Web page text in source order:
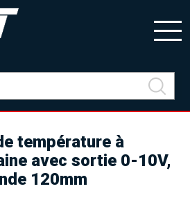
température à
avec sortie 0-10V,
120mm